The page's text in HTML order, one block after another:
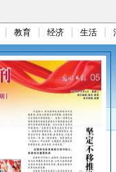
教育 经济 生活